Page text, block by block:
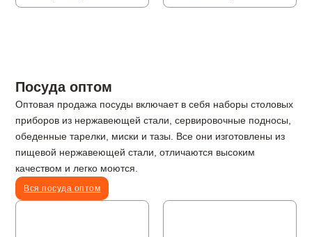
Посуда оптом
Оптовая продажа посуды включает в себя наборы столовых
приборов из нержавеющей стали, сервировочные подносы,
обеденные тарелки, миски и тазы. Все они изготовлены из
пищевой нержавеющей стали, отличаются высоким
качеством и легко моются.
Вся посуда оптом